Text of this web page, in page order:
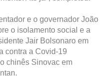
e o governador João
o isolamento social e a
Jair Bolsonaro em
contra a Covid-19
chinês Sinovac em